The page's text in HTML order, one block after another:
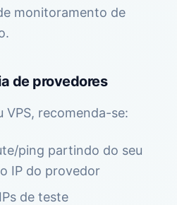
monitoramento de
de provedores
VPS, recomenda-se:
ping partindo do seu
IP do provedor
de teste